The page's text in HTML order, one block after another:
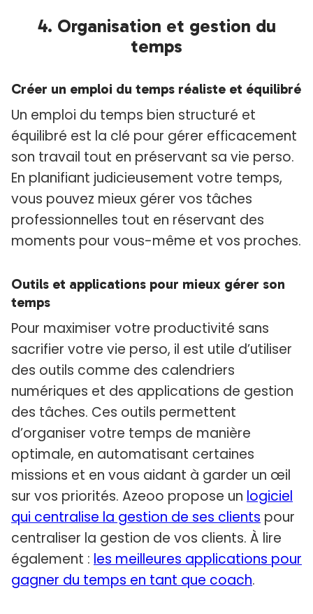
4. Organisation et gestion du
temps
Créer un emploi du temps réaliste et équilibré
Un emploi du temps bien structuré et
équilibré est la clé pour gérer efficacement
son travail tout en préservant sa vie perso.
En planifiant judicieusement votre temps,
vous pouvez mieux gérer vos tâches
professionnelles tout en réservant des
moments pour vous-même et vos proches.
Outils et applications pour mieux gérer son
temps
Pour maximiser votre productivité sans
sacrifier votre vie perso, il est utile d’utiliser
des outils comme des calendriers
numériques et des applications de gestion
des tâches. Ces outils permettent
d’organiser votre temps de manière
optimale, en automatisant certaines
missions et en vous aidant à garder un œil
sur vos priorités. Azeoo propose un logiciel
qui centralise la gestion de ses clients pour
centraliser la gestion de vos clients. À lire
également : les meilleures applications pour
gagner du temps en tant que coach.